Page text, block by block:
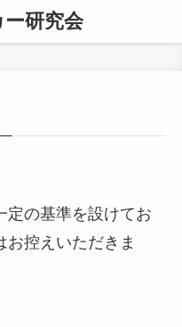
研究会
定の基準を設けてお
お控えいただきま